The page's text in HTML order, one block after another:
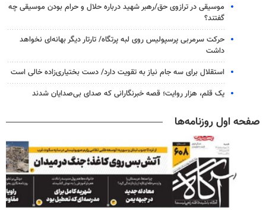
موسیقی در ترازوی حق/رهبر شهید درباره حلال و حرام بودن موسیقی چه
گفتند؟
حرکت سرمربی پرسپولیس روی لبه پرتگاه/ تارتار دیگر بهانه‌ای نخواهد
داشت
استقلال برای سه جام نیاز به تقویت دارد/ دست بختیاری‌زاده خالی است
یک قلم، هزار روایت؛ قصه خبرنگارانی که صدای بی‌صدایان شدند
صفحه اول روزنامه‌ها